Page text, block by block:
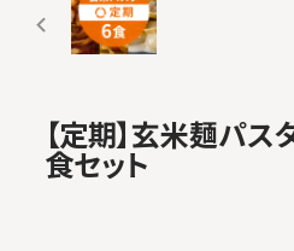
【定期】玄米麺パス
食セット